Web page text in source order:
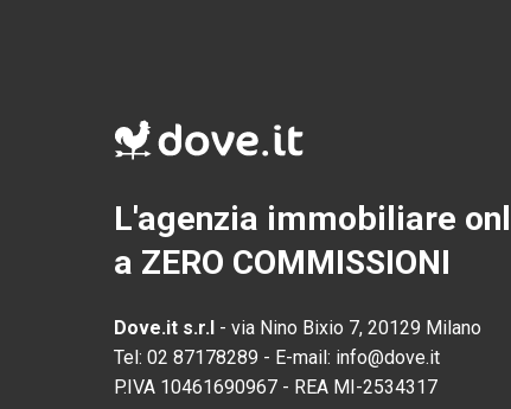
L'agenzia immobiliare
a ZERO COMMISSIONI
Dove.it s.r.l - via Nino Bixio 7, 20129 Milano
Tel: 02 87178289 - E-mail: info@dove.it
P.IVA 10461690967 - REA MI-2534317